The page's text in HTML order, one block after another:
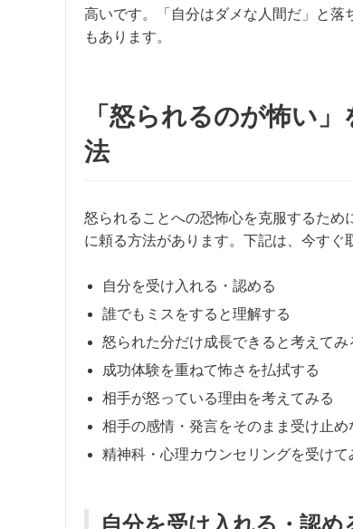
高いです。「自分はダメな人間だ」と落
もあります。
「怒られるのが怖い
法
怒られることへの恐怖心を克服するため
に頼る方法があります。下記は、今すぐ
自分を受け入れる・認める
誰でもミスをすると理解する
怒られた分だけ成長できると考えてみ
成功体験を重ねて怖さを払拭する
相手が怒っている理由を考えてみる
相手の感情・発言をそのまま受け止め
精神科・心理カウンセリングを受けて